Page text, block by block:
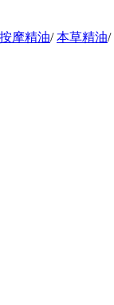
按摩精油/ 本草精油/